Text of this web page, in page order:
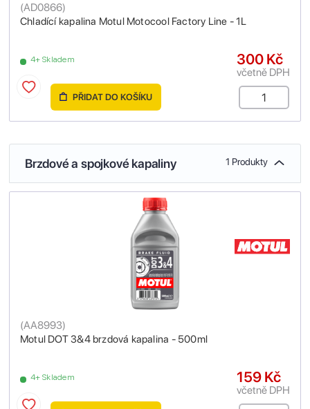
Chladící kapalina Motul Motocool Factory Line - 1L
(AD0866)
4+ Skladem 300 Kč
včetně DPH
PŘIDAT DO KOŠÍKU
Brzdové a spojkové kapaliny 1 Produkty
Motul DOT 3&4 brzdová kapalina - 500ml
(AA8993)
4+ Skladem 159 Kč
včetně DPH